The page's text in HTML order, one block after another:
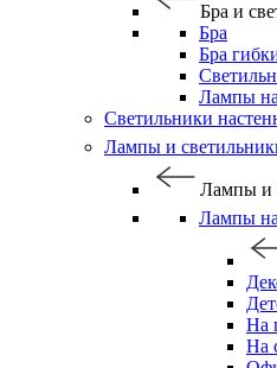
Бра и
Бра
Бра
Лампы
Светильники
Лампы и
Лампы и
Лампы
На
На